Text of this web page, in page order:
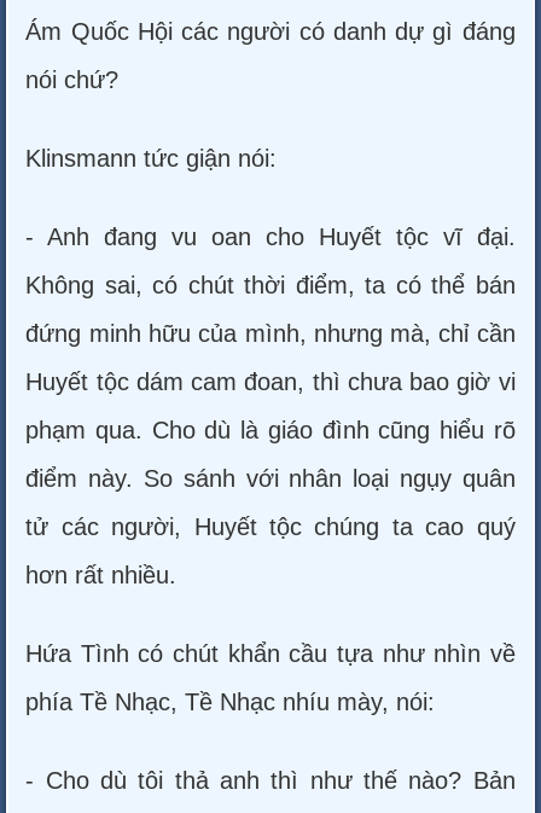
Ám Quốc Hội các người có danh dự gì đáng
nói chứ?
Klinsmann tức giận nói:
- Anh đang vu oan cho Huyết tộc vĩ đại.
Không sai, có chút thời điểm, ta có thể bán
đứng minh hữu của mình, nhưng mà, chỉ cần
Huyết tộc dám cam đoan, thì chưa bao giờ vi
phạm qua. Cho dù là giáo đình cũng hiểu rõ
điểm này. So sánh với nhân loại ngụy quân
tử các người, Huyết tộc chúng ta cao quý
hơn rất nhiều.
Hứa Tình có chút khẩn cầu tựa như nhìn về
phía Tề Nhạc, Tề Nhạc nhíu mày, nói:
- Cho dù tôi thả anh thì như thế nào? Bản